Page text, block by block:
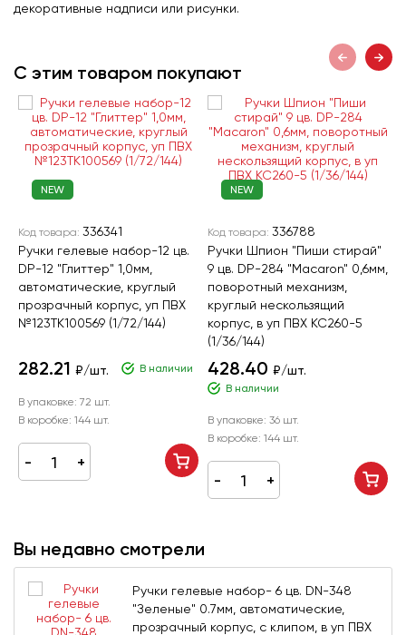
декоративные надписи или рисунки.
С этим товаром покупают
NEW
Код товара: 336341
Ручки гелевые набор-12 цв.
DP-12 "Глиттер" 1,0мм,
автоматические, круглый
прозрачный корпус, уп ПВХ
№123TK100569 (1/72/144)
282.21 ₽/шт. В наличии
В упаковке: 72 шт.
В коробке: 144 шт.
NEW
Код товара: 336788
Ручки Шпион "Пиши стирай"
9 цв. DP-284 "Macaron" 0,6мм,
поворотный механизм,
круглый нескользящий
корпус, в уп ПВХ KC260-5
(1/36/144)
428.40 ₽/шт.
В наличии
В упаковке: 36 шт.
В коробке: 144 шт.
Вы недавно смотрели
Ручки гелевые набор- 6 цв. DN-348
"Зеленые" 0.7мм, автоматические,
прозрачный корпус, с клипом, в уп ПВХ